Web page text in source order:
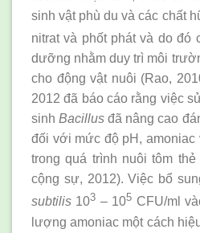
sinh vật phù du và các chất
nitrat và phốt phát và do đó
dưỡng nhằm duy trì môi
cho động vật nuôi (Rao,
2012 đã báo cáo rằng việc
sinhBacillus đã nâng cao
đối với mức độ pH,
trong quá trình nuôi tôm
cộng sự, 2012). Việc bổ
subtilis 103 – 105 CFU/ml
lượng amoniac một cách